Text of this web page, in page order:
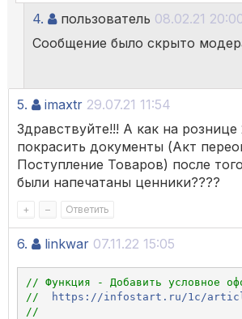
4. пользователь 08.02.21
Сообщение было скрыто
5. imaxtr 29.07.21 11:54
Здравствуйте!!! А как на
покрасить документы (Акт
Поступление Товаров) после
были напечатаны ценники????
+ – Ответить
6. linkwar 07.11.22 15:05
// Функция - Добавить условное
//
https://infostart.ru/1c/
//